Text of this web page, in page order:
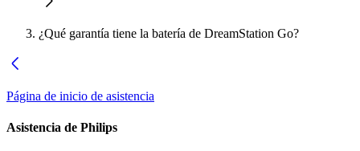
¿Qué garantía tiene la batería de DreamStation Go?
Página de inicio de asistencia
Asistencia de Philips